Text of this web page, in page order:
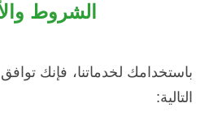
الشروط
باستخدامك لخدماتنا، فإنك
التالية: